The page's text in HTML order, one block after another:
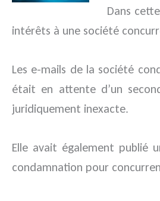
Dans
intérêts à une société
Les e-mails de la société
était en attente d’un
juridiquement inexacte.
Elle avait également publié
condamnation pour